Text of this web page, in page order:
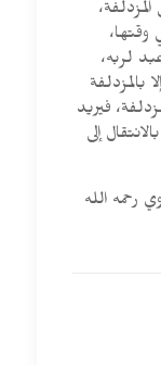
لربه،
بالمزدلفة
فيريد
إلى
رحمه الله